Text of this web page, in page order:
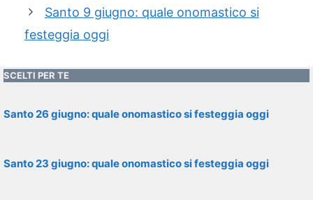
Santo 9 giugno: quale onomastico si
festeggia oggi
SCELTI PER TE
Santo 26 giugno: quale onomastico si festeggia oggi
Santo 23 giugno: quale onomastico si festeggia oggi